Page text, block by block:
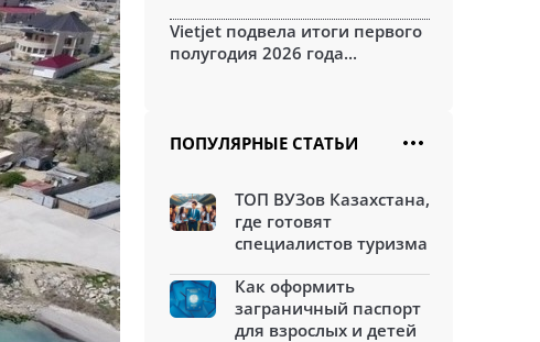
Vietjet подвела итоги первого
полугодия 2026 года...
ПОПУЛЯРНЫЕ СТАТЬИ
ТОП ВУЗов Казахстана,
где готовят
специалистов туризма
Как оформить
заграничный паспорт
для взрослых и детей